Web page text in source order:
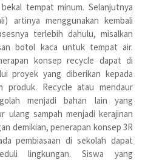
tempat minum. Selanjutnya
artinya menggunakan kembali
terlebih dahulu, misalkan
botol kaca untuk tempat air.
konsep recycle dapat di
proyek yang diberikan kepada
produk. Recycle atau mendaur
menjadi bahan lain yang
ulang sampah menjadi kerajinan
demikian, penerapan konsep 3R
pembiasaan di sekolah dapat
lingkungan. Siswa yang